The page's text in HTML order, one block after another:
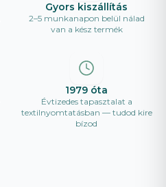
Gyors kiszállítás
2–5 munkanapon belül nálad
van a kész termék
1979 óta
Évtizedes tapasztalat a
textilnyomtatásban — tudod kire
bízod